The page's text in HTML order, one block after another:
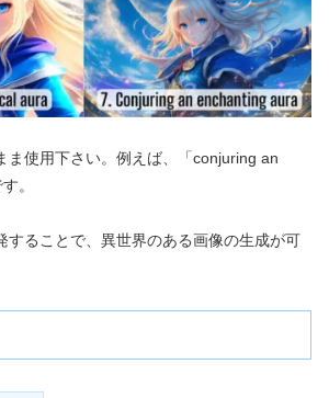
ま使用下さい。例えば、「conjuring an
。
することで、異世界のある画像の生成が可